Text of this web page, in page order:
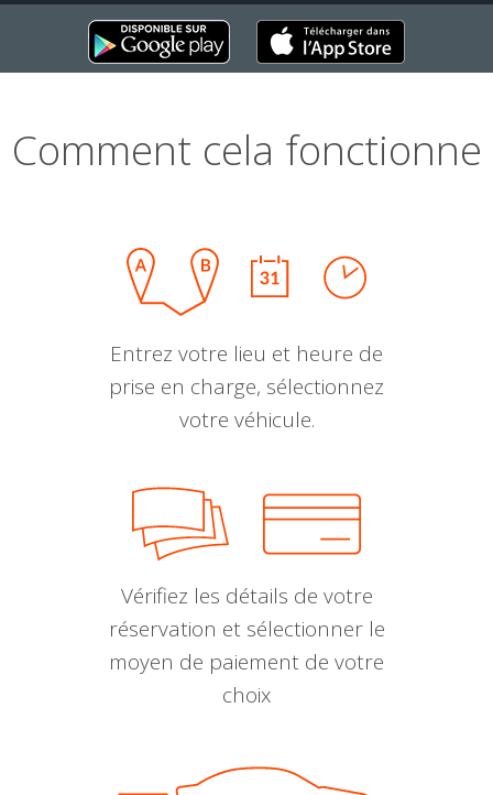
Comment cela fonctionne
Entrez votre lieu et heure de
prise en charge, sélectionnez
votre véhicule.
Vérifiez les détails de votre
réservation et sélectionner le
moyen de paiement de votre
choix